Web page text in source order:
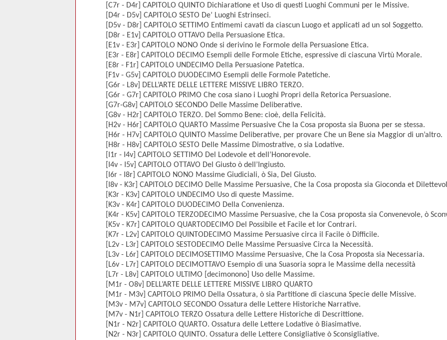
[C7r - D4r] CAPITOLO QUINTO Dichiaratione et Uso di questi Luoghi Communi per le Missive.
[D4r - D5v] CAPITOLO SESTO De’ Luoghi Estrinseci.
[D5v - D8r] CAPITOLO SETTIMO Entimemi cavati da ciascun Luogo et applicati ad un sol Soggetto.
[D8r - E1v] CAPITOLO OTTAVO Della Persuasione Etica.
[E1v - E3r] CAPITOLO NONO Onde si derivino le Formole della Persuasione Etica.
[E3r - E8r] CAPITOLO DECIMO Esempli delle Formole Etiche, espressive di ciascuna Virtù Morale.
[E8r - F1r] CAPITOLO UNDECIMO Della Persuasione Patetica.
[F1v - G5v] CAPITOLO DUODECIMO Esempli delle Formole Patetiche.
[G6r - L8v] DELL’ARTE DELLE LETTERE MISSIVE LIBRO TERZO.
[G6r - G7r] CAPITOLO PRIMO Che cosa siano i Luoghi Propri della Retorica Persuasione.
[G7r-G8v] CAPITOLO SECONDO Delle Massime Deliberative.
[G8v - H2r] CAPITOLO TERZO. Del Sommo Bene: cioè, della Felicità.
[H2v - H6r] CAPITOLO QUARTO Massime Persuasive Che la Cosa proposta sia Buona per se stessa.
[H6r - H7v] CAPITOLO QUINTO Massime Deliberative, per provare Che un Bene sia Maggior di un’altro.
[H8r - H8v] CAPITOLO SESTO Delle Massime Dimostrative, o sia Lodative.
[I1r - I4v] CAPITOLO SETTIMO Del Lodevole et dell’Honorevole.
[I4v - I5v] CAPITOLO OTTAVO Del Giusto ò dell’Ingiusto.
[I6r - I8r] CAPITOLO NONO Massime Giudiciali, ò Sia, Del Giusto.
[I8v - K3r] CAPITOLO DECIMO Delle Massime Persuasive, Che la Cosa proposta sia Gioconda et
[K3r - K3v] CAPITOLO UNDECIMO Uso di queste Massime.
[K3v - K4r] CAPITOLO DUODECIMO Della Convenienza.
[K4r - K5v] CAPITOLO TERZODECIMO Massime Persuasive, che la Cosa proposta sia Convenevole, ò
[K5v - K7r] CAPITOLO QUARTODECIMO Del Possibile et Facile et lor Contrari.
[K7r - L2v] CAPITOLO QUINTODECIMO Massime Persuasive circa il Facile ò Difficile.
[L2v - L3r] CAPITOLO SESTODECIMO Delle Massime Persuasive Circa la Necessità.
[L3v - L6r] CAPITOLO DECIMOSETTIMO Massime Persuasive, Che la Cosa Proposta sia Necessaria.
[L6v - L7r] CAPITOLO DECIMOTTAVO Esempio di una Suasoria sopra le Massime della necessità
[L7r - L8v] CAPITOLO ULTIMO [decimonono] Uso delle Massime.
[M1r - O8v] DELL’ARTE DELLE LETTERE MISSIVE LIBRO QUARTO
[M1r - M3v] CAPITOLO PRIMO Della Ossatura, ò sia Partitione di ciascuna Specie delle Missive.
[M3v - M7v] CAPITOLO SECONDO Ossatura delle Lettere Historiche Narrative.
[M7v - N1r] CAPITOLO TERZO Ossatura delle Lettere Historiche di Descrittione.
[N1r - N2r] CAPITOLO QUARTO. Ossatura delle Lettere Lodative ò Biasimative.
[N2r - N3r] CAPITOLO QUINTO. Ossatura delle Lettere Consigliative ò Sconsigliative.